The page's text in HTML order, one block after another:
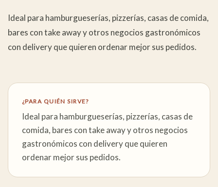
Ideal para hamburgueserías, pizzerías, casas de comida,
bares con take away y otros negocios gastronómicos
con delivery que quieren ordenar mejor sus pedidos.
¿PARA QUIÉN SIRVE?
Ideal para hamburgueserías, pizzerías, casas de
comida, bares con take away y otros negocios
gastronómicos con delivery que quieren
ordenar mejor sus pedidos.